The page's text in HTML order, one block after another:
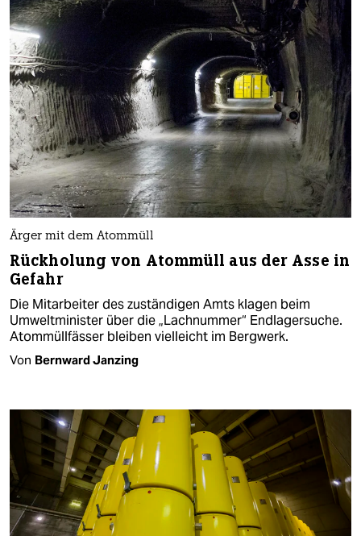
Ärger mit dem Atommüll
Rückholung von Atommüll aus der Asse in
Gefahr
Die Mitarbeiter des zuständigen Amts klagen beim
Umweltminister über die „Lachnummer“ Endlagersuche.
Atommüllfässer bleiben vielleicht im Bergwerk.
Von Bernward Janzing